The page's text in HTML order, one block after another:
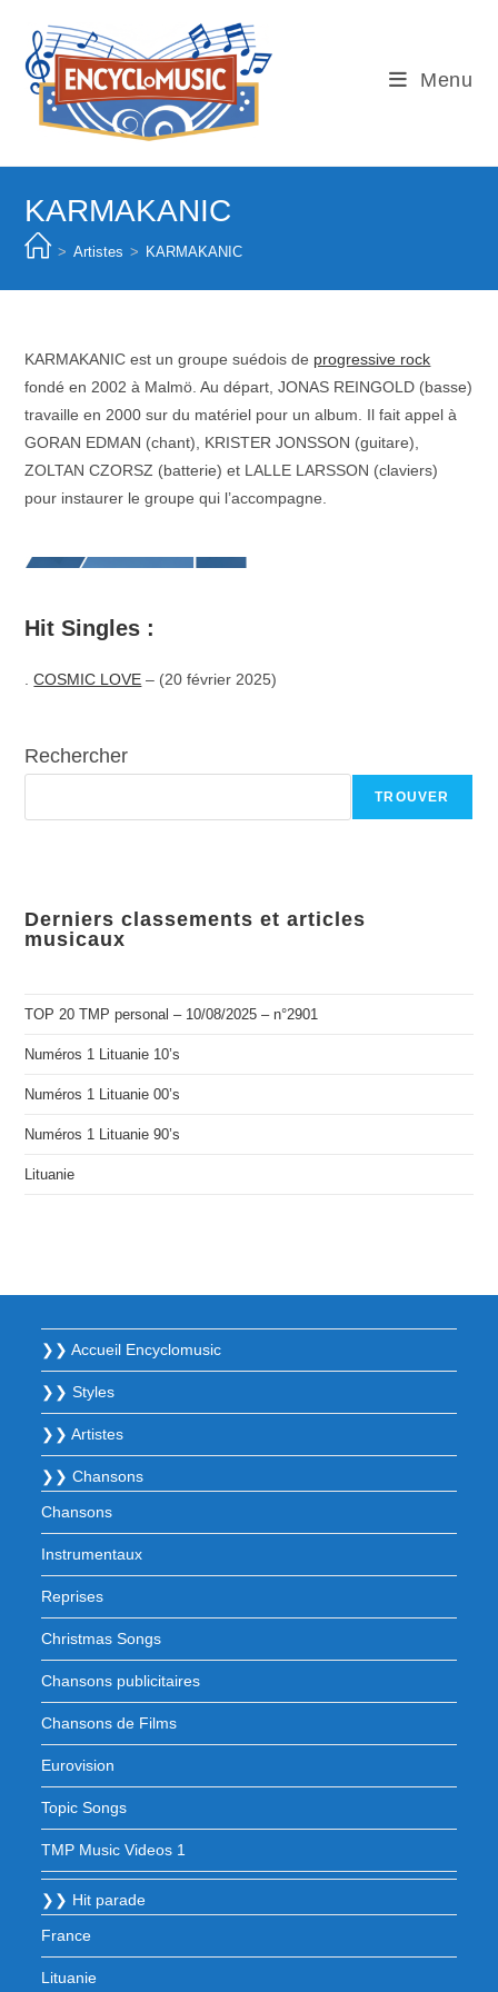
content
Menu
KARMAKANIC
> Artistes > KARMAKANIC
KARMAKANIC est un groupe suédois de progressive rock
fondé en 2002 à Malmö. Au départ, JONAS REINGOLD (basse)
travaille en 2000 sur du matériel pour un album. Il fait appel à
GORAN EDMAN (chant), KRISTER JONSSON (guitare),
ZOLTAN CZORSZ (batterie) et LALLE LARSSON (claviers)
pour instaurer le groupe qui l’accompagne.
Hit Singles :
.COSMIC LOVE – (20 février 2025)
Rechercher
TROUVER
Derniers classements et articles
musicaux
TOP 20 TMP personal – 10/08/2025 – n°2901
Numéros 1 Lituanie 10’s
Numéros 1 Lituanie 00’s
Numéros 1 Lituanie 90’s
Lituanie
❯❯ Accueil Encyclomusic
❯❯ Styles
❯❯ Artistes
❯❯ Chansons
Chansons
Instrumentaux
Reprises
Christmas Songs
Chansons publicitaires
Chansons de Films
Eurovision
Topic Songs
TMP Music Videos 1
❯❯ Hit parade
France
Lituanie